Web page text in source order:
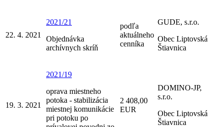
22. 4. 2021
2021/21
Objednávka
archívnych skríň
podľa
aktuálneho
cenníka
GUDE, s.r.o.
Obec Liptovská
Štiavnica
19. 3. 2021
2021/19
oprava miestneho
potoka - stabilizácia
miestnej komunikácie
pri potoku po
2 408,00
EUR
DOMINO-JP,
s.r.o.
Obec Liptovská
Štiavnica